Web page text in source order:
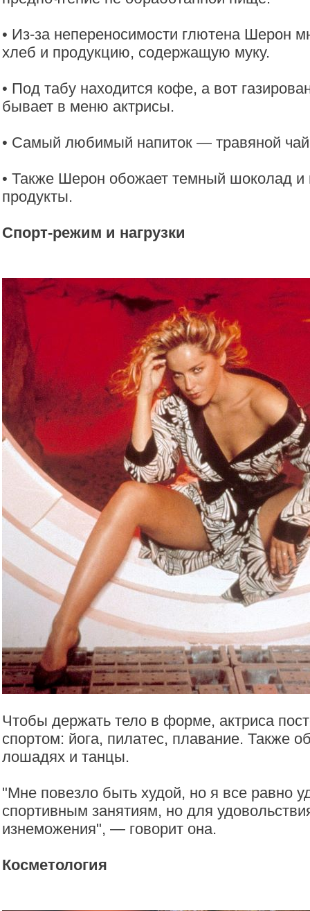
• Из-за непереносимости глютена Шерон
хлеб и продукцию, содержащую муку.
• Под табу находится кофе, а вот
бывает в меню актрисы.
• Самый любимый напиток — травяной
• Также Шерон обожает темный шоколад
продукты.
Спорт-режим и нагрузки
Чтобы держать тело в форме, актриса
спортом: йога, пилатес, плавание. Также
лошадях и танцы.
"Мне повезло быть худой, но я все равно
спортивным занятиям, но для
изнеможения", — говорит она.
Косметология